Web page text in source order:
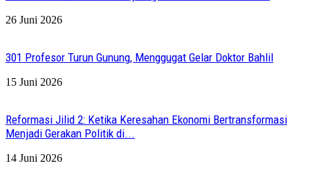
26 Juni 2026
301 Profesor Turun Gunung, Menggugat Gelar Doktor Bahlil
15 Juni 2026
Reformasi Jilid 2: Ketika Keresahan Ekonomi Bertransformasi
Menjadi Gerakan Politik di...
14 Juni 2026